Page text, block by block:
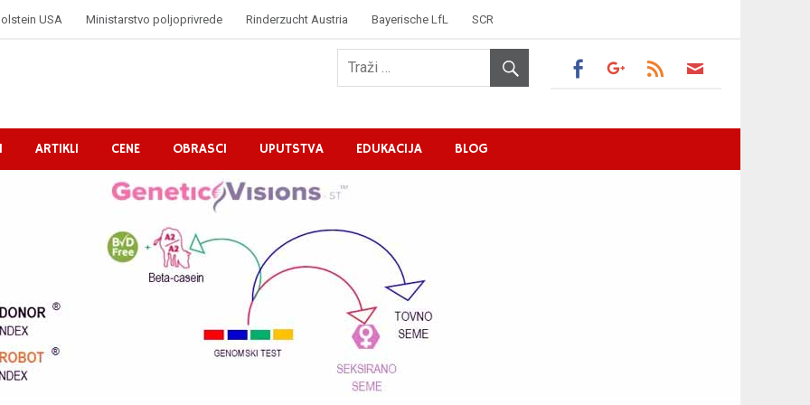
USA Ministarstvo poljoprivrede Rinderzucht Austria Bayerische LfL SCR
ARTIKLI CENE OBRASCI UPUTSTVA EDUKACIJA BLOG